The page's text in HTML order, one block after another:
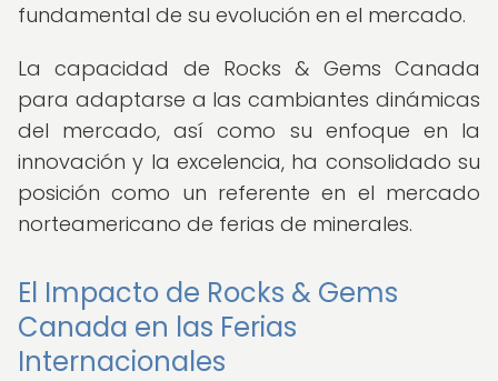
fundamental de su evolución en el mercado.
La capacidad de Rocks & Gems Canada
para adaptarse a las cambiantes dinámicas
del mercado, así como su enfoque en la
innovación y la excelencia, ha consolidado su
posición como un referente en el mercado
norteamericano de ferias de minerales.
El Impacto de Rocks & Gems
Canada en las Ferias
Internacionales